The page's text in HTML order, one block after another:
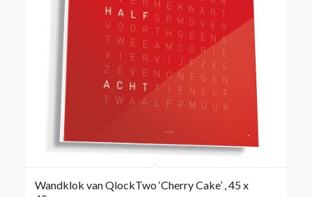
Wandklok van QlockTwo ‘Cherry Cake’ , 45 x